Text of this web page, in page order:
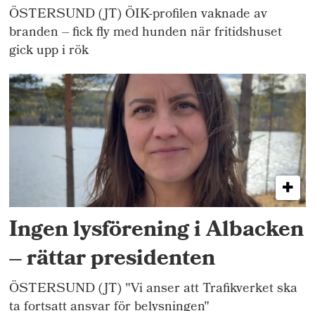
ÖSTERSUND (JT) ÖIK-profilen vaknade av
branden – fick fly med hunden när fritidshuset
gick upp i rök
Ingen lysförening i Albacken
– rättar presidenten
ÖSTERSUND (JT) "Vi anser att Trafikverket ska